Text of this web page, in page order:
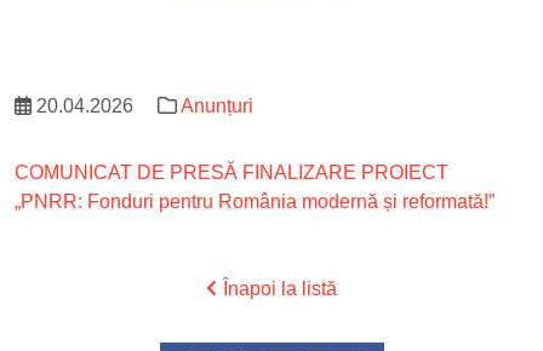
20.04.2026 Anunțuri
COMUNICAT DE PRESĂ FINALIZARE PROIECT
„PNRR: Fonduri pentru România modernă și reformată!”
Înapoi la listă